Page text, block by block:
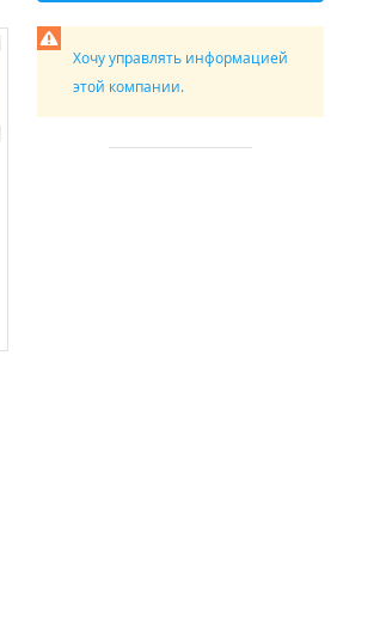
Хочу управлять информацией
этой компании.